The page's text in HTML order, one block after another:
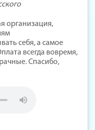
организация,
себя, а самое
всегда вовремя,
Спасибо,